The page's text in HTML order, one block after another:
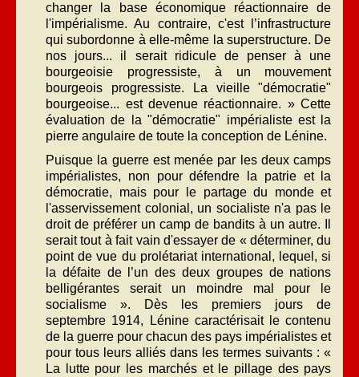
changer la base économique réactionnaire de
l'impérialisme. Au contraire, c'est l’infrastructure
qui subordonne à elle-même la superstructure. De
nos jours... il serait ridicule de penser à une
bourgeoisie progressiste, à un mouvement
bourgeois progressiste. La vieille "démocratie"
bourgeoise... est devenue réactionnaire. » Cette
évaluation de la "démocratie" impérialiste est la
pierre angulaire de toute la conception de Lénine.
Puisque la guerre est menée par les deux camps
impérialistes, non pour défendre la patrie et la
démocratie, mais pour le partage du monde et
l'asservissement colonial, un socialiste n'a pas le
droit de préférer un camp de bandits à un autre. Il
serait tout à fait vain d'essayer de « déterminer, du
point de vue du prolétariat international, lequel, si
la défaite de l’un des deux groupes de nations
belligérantes serait un moindre mal pour le
socialisme ». Dès les premiers jours de
septembre 1914, Lénine caractérisait le contenu
de la guerre pour chacun des pays impérialistes et
pour tous leurs alliés dans les termes suivants : «
La lutte pour les marchés et le pillage des pays